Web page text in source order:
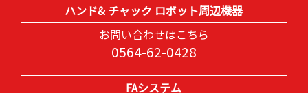
ハンド& チャック ロボット周辺機器
お問い合わせはこちら
0564-62-0428
FAシステム